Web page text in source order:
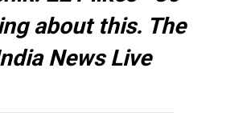
about this. The
News Live